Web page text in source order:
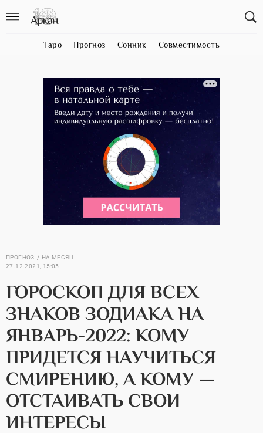
Таро Прогноз Сонник Совместимость
ПРОГНОЗ
НА МЕСЯЦ
27.12.2021, 15:05
ГОРОСКОП ДЛЯ ВСЕХ
ЗНАКОВ ЗОДИАКА НА
ЯНВАРЬ-2022: КОМУ
ПРИДЕТСЯ НАУЧИТЬСЯ
СМИРЕНИЮ, А КОМУ —
ОТСТАИВАТЬ СВОИ
ИНТЕРЕСЫ